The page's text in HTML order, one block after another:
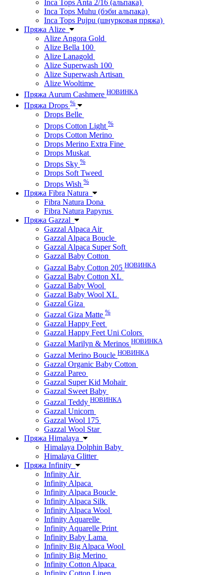
Inca Tops Anta 2/16 (альпака)
Inca Tops Muhu (бэби альпака)
Inca Tops Pujpu (шнурковая пряжа)
Пряжа Alize
Alize Angora Gold
Alize Bella 100
Alize Lanagold
Alize Superwash 100
Alize Superwash Artisan
Alize Wooltime
Пряжа Aurum Cashmere НОВИНКА
Пряжа Drops %
Drops Belle
Drops Cotton Light %
Drops Cotton Merino
Drops Merino Extra Fine
Drops Muskat
Drops Sky %
Drops Soft Tweed
Drops Wish %
Пряжа Fibra Natura
Fibra Natura Dona
Fibra Natura Papyrus
Пряжа Gazzal
Gazzal Alpaca Air
Gazzal Alpaca Boucle
Gazzal Alpaca Super Soft
Gazzal Baby Cotton
Gazzal Baby Cotton 205 НОВИНКА
Gazzal Baby Cotton XL
Gazzal Baby Wool
Gazzal Baby Wool XL
Gazzal Giza
Gazzal Giza Matte %
Gazzal Happy Feet
Gazzal Happy Feet Uni Colors
Gazzal Marilyn & Merinos НОВИНКА
Gazzal Merino Boucle НОВИНКА
Gazzal Organic Baby Cotton
Gazzal Pareo
Gazzal Super Kid Mohair
Gazzal Sweet Baby
Gazzal Teddy НОВИНКА
Gazzal Unicorn
Gazzal Wool 175
Gazzal Wool Star
Пряжа Himalaya
Himalaya Dolphin Baby
Himalaya Glitter
Пряжа Infinity
Infinity Air
Infinity Alpaca
Infinity Alpaca Boucle
Infinity Alpaca Silk
Infinity Alpaca Wool
Infinity Aquarelle
Infinity Aquarelle Print
Infinity Baby Lama
Infinity Big Alpaca Wool
Infinity Big Merino
Infinity Cotton Alpaca
Infinity Cotton Linen